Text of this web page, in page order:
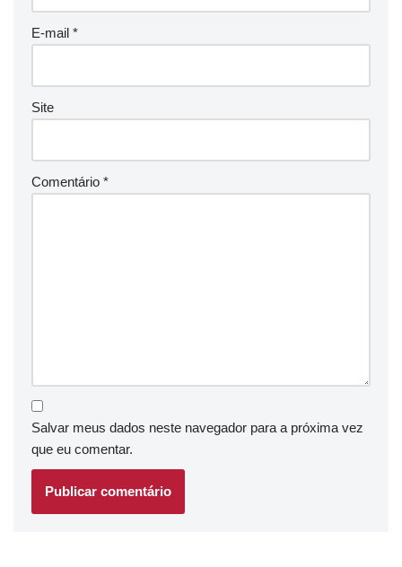
E-mail *
Site
Comentário *
Salvar meus dados neste navegador para a próxima vez
que eu comentar.